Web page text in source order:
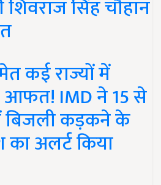
शिवराज सिंह चौहान
कई राज्यों में
आफत! IMD ने 15 से
बिजली कड़कने के
अलर्ट किया